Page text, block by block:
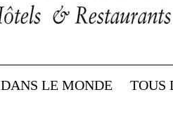
DANS LE MONDE TOUS